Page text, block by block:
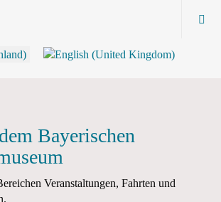
Bayerischen
Veranstaltungen, Fahrten und